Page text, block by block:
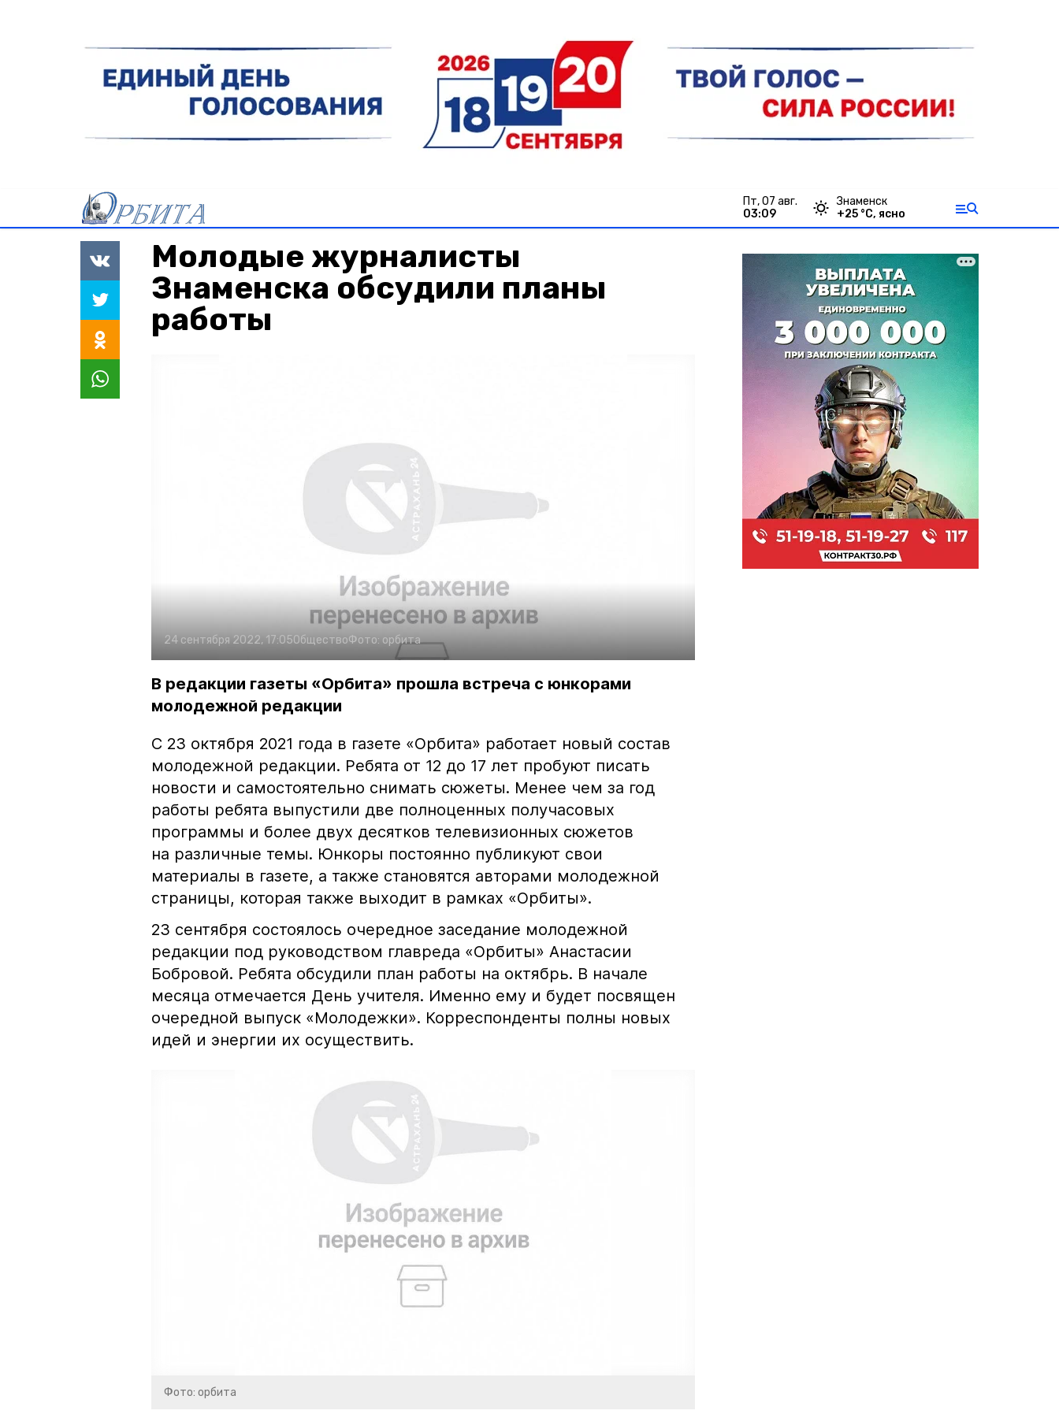
пт, 07 авг.
03:09
Знаменск
+25 °С, ясно
Молодые журналисты
Знаменска обсудили планы
работы
24 сентября 2022, 17:05ОбществоФото: орбита
В редакции газеты «Орбита» прошла встреча с юнкорами
молодежной редакции
С 23 октября 2021 года в газете «Орбита» работает новый состав
молодежной редакции. Ребята от 12 до 17 лет пробуют писать
новости и самостоятельно снимать сюжеты. Менее чем за год
работы ребята выпустили две полноценных получасовых
программы и более двух десятков телевизионных сюжетов
на различные темы. Юнкоры постоянно публикуют свои
материалы в газете, а также становятся авторами молодежной
страницы, которая также выходит в рамках «Орбиты».
23 сентября состоялось очередное заседание молодежной
редакции под руководством главреда «Орбиты» Анастасии
Бобровой. Ребята обсудили план работы на октябрь. В начале
месяца отмечается День учителя. Именно ему и будет посвящен
очередной выпуск «Молодежки». Корреспонденты полны новых
идей и энергии их осуществить.
Фото: орбита